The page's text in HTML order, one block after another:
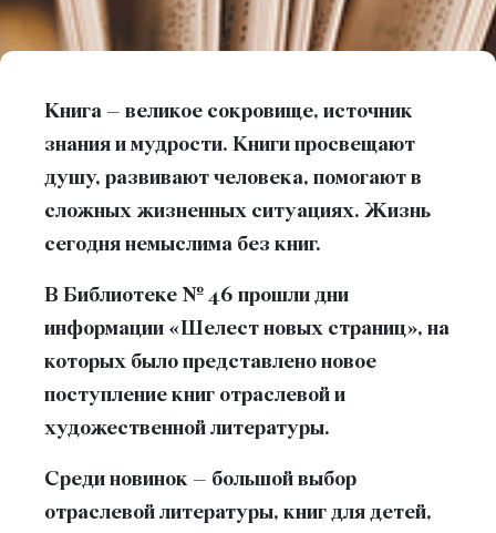
Книга – великое сокровище, источник
знания и мудрости. Книги просвещают
душу, развивают человека, помогают в
сложных жизненных ситуациях. Жизнь
сегодня немыслима без книг.
В Библиотеке № 46 прошли дни
информации «Шелест новых страниц», на
которых было представлено новое
поступление книг отраслевой и
художественной литературы.
Среди новинок – большой выбор
отраслевой литературы, книг для детей,